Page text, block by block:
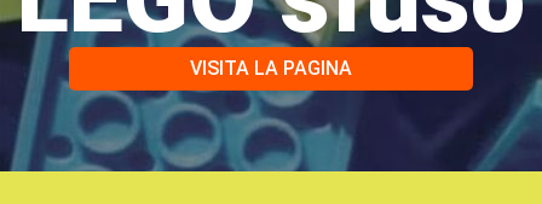
VISITA LA PAGINA